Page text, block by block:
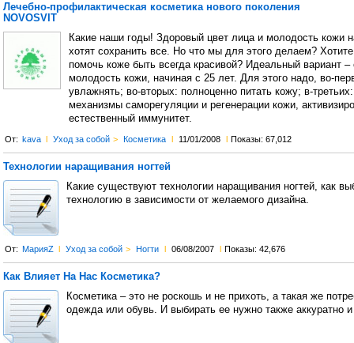
Лечебно-профилактическая косметика нового поколения
NOVOSVIT
Какие наши годы! Здоровый цвет лица и молодость кожи
хотят сохранить все. Но что мы для этого делаем? Хотите
помочь коже быть всегда красивой? Идеальный вариант –
молодость кожи, начиная с 25 лет. Для этого надо, во-
увлажнять; во-вторых: полноценно питать кожу; в-третьих:
механизмы саморегуляции и регенерации кожи,
естественный иммунитет.
От: kava l Уход за собой > Косметика l 11/01/2008 l Показы: 67,012
Технологии наращивания ногтей
Какие существуют технологии наращивания ногтей, как
технологию в зависимости от желаемого дизайна.
От: МарияZ l Уход за собой > Ногти l 06/08/2007 l Показы: 42,676
Как Влияет На Нас Косметика?
Косметика – это не роскошь и не прихоть, а такая же
одежда или обувь. И выбирать ее нужно также аккуратно